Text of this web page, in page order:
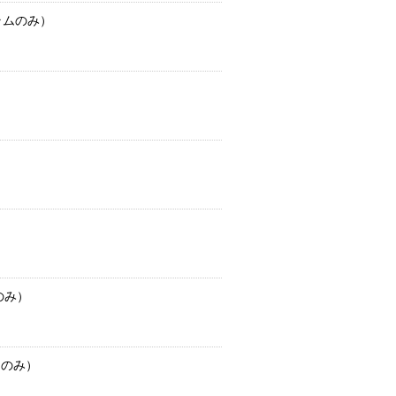
のみ）
）
み）